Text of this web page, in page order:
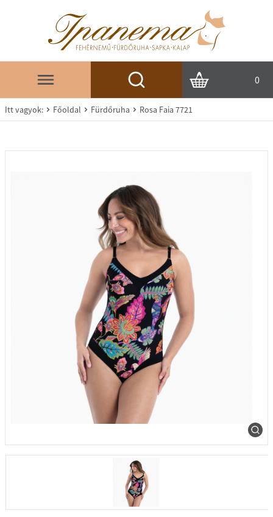
0
Itt vagyok: Főoldal Fürdőruha Rosa Faia 7721